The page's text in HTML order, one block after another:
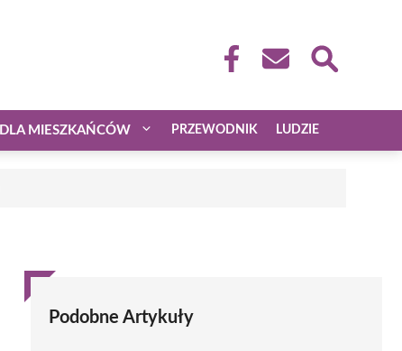
DLA MIESZKAŃCÓW PRZEWODNIK LUDZIE
Podobne Artykuły